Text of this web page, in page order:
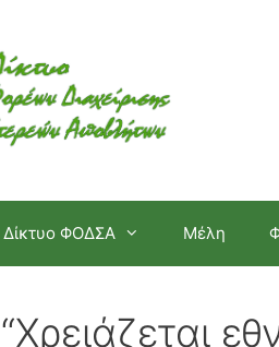
Δίκτυο ΦΟΔΣΑ Μέλη
“Χρειάζεται